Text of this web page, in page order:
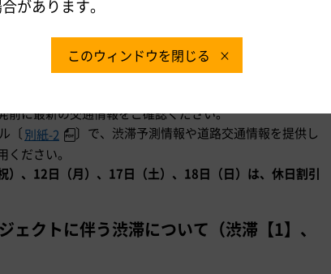
踏まえたものですが、事故や天候の影響などで実際の渋
前に最新の交通情報をご確認ください。
〔別紙-2
〕で、渋滞予測情報や道路交通情報を提供し
ださい。
）、12日（月）、17日（土）、18日（日）は、休日割引
ェクトに伴う渋滞について（渋滞【1】、
があります。
このウィンドウを閉じる